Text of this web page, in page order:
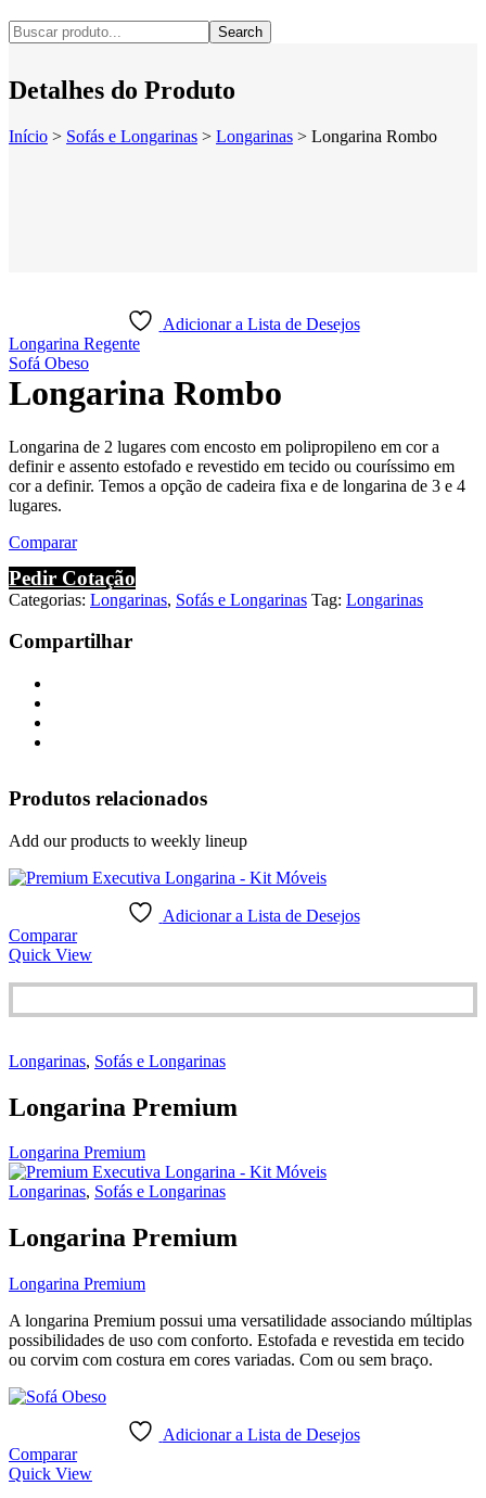
Search
Detalhes do Produto
Início > Sofás e Longarinas > Longarinas > Longarina Rombo
Adicionar a Lista de Desejos
Longarina Regente
Sofá Obeso
Longarina Rombo
Longarina de 2 lugares com encosto em polipropileno em cor a
definir e assento estofado e revestido em tecido ou couríssimo em
cor a definir. Temos a opção de cadeira fixa e de longarina de 3 e 4
lugares.
Comparar
Pedir Cotação
Categorias: Longarinas, Sofás e Longarinas Tag: Longarinas
Compartilhar
Produtos relacionados
Add our products to weekly lineup
Adicionar a Lista de Desejos
Comparar
Quick View
Longarinas, Sofás e Longarinas
Longarina Premium
Longarina Premium
Longarinas, Sofás e Longarinas
Longarina Premium
Longarina Premium
A longarina Premium possui uma versatilidade associando múltiplas
possibilidades de uso com conforto. Estofada e revestida em tecido
ou corvim com costura em cores variadas. Com ou sem braço.
Adicionar a Lista de Desejos
Comparar
Quick View